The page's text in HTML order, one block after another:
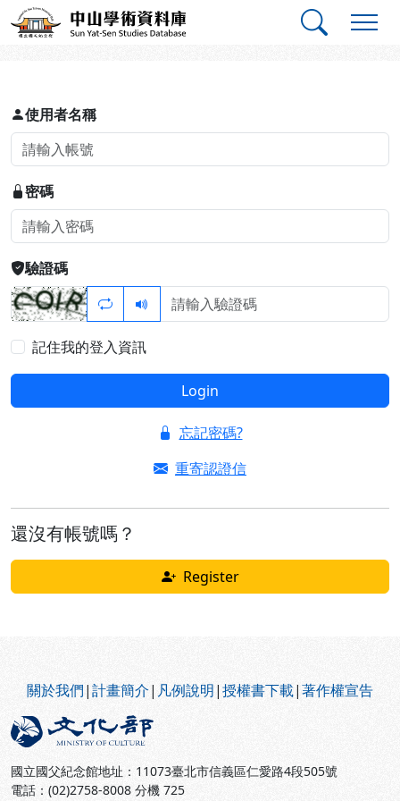
跳到主要內容
中山學術資料庫
登入
使用者名稱
密碼
驗證碼
記住我的登入資訊
Login
忘記密碼?
重寄認證信
還沒有帳號嗎？
Register
關於我們|計畫簡介| 凡例說明|授權書下載|著作權宣告
國立國父紀念館地址：11073臺北市信義區仁愛路4段505號
電話：(02)2758-8008 分機 725